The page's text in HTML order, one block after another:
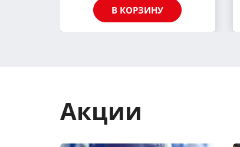
В КОРЗИНУ
Акции